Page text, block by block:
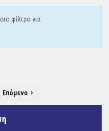
φίλτρο για
Επόμενο